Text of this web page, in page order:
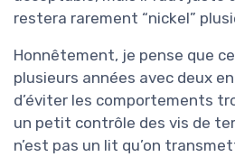
restera rarement “nickel”
Honnêtement, je pense que
plusieurs années avec deux
d’éviter les comportements
un petit contrôle des vis de
n’est pas un lit qu’on